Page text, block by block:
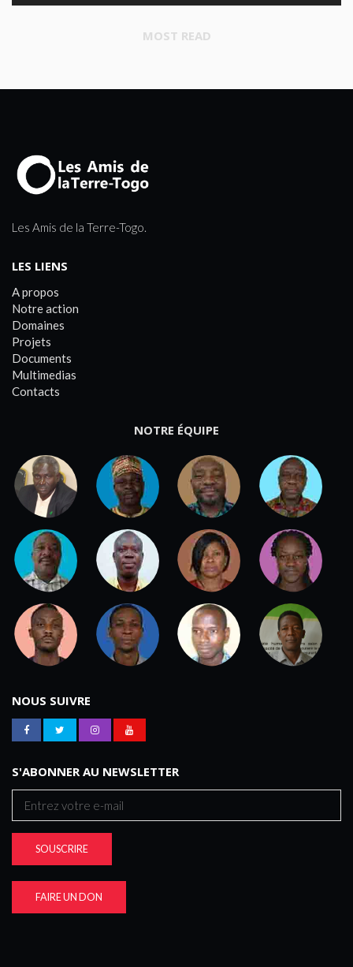
MOST READ
Les Amis de la Terre-Togo.
LES LIENS
A propos
Notre action
Domaines
Projets
Documents
Multimedias
Contacts
NOTRE ÉQUIPE
NOUS SUIVRE
S'ABONNER AU NEWSLETTER
SOUSCRIRE
FAIRE UN DON